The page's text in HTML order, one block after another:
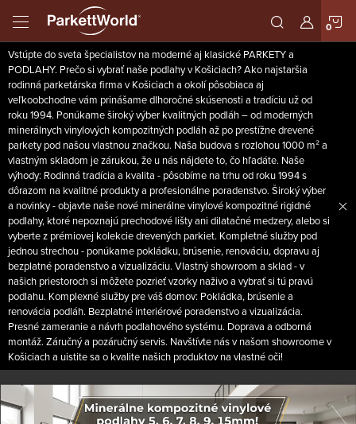
obsah
Vstúpte do sveta špecialistov na moderné aj klasické PARKETY a
PODLAHY. Prečo si vybrať naše podlahy v Košiciach? Ako najstaršia
rodinná parketárska firma v Košiciach a okolí pôsobiaca aj
veľkoobchodne vám prinášame dlhoročné skúsenosti a tradíciu už od
roku 1994. Ponúkame široký výber kvalitných podláh – od moderných
minerálnych vinylových kompozitných podláh až po prestížne drevené
parkety pod našou vlastnou značkou. Naša budova s rozlohou 1000 m² a
vlastným skladom je zárukou, že u nás nájdete to, čo hľadáte. Naše
výhody: Rodinná tradícia a kvalita - pôsobíme na trhu od roku 1994 s
dôrazom na kvalitné produkty a profesionálne poradenstvo. Široký výber
a novinky - objavte naše nové minerálne vinylové kompozitné rigidné
podlahy, ktoré nepoznajú prechodové lišty ani dilatačné medzery, alebo si
vyberte z prémiovej kolekcie drevených parkiet. Kompletné služby pod
jednou strechou - ponúkame pokládku, brúsenie, renováciu, dopravu aj
bezplatné poradenstvo a vizualizáciu. Vlastný showroom a sklad - v
našich priestoroch si môžete pozrieť vzorky naživo a vybrať si tú pravú
podlahu. Komplexné služby pre váš domov: Pokládka, brúsenie a
renovácia podláh. Bezplatné interiérové poradenstvo a vizualizácia.
Presné zameranie a návrh podlahového systému. Doprava a odborná
montáž. Záručný a pozáručný servis. Navštívte nás v našom showroome v
Košiciach a uistite sa o kvalite našich produktov na vlastné oči!
P
a